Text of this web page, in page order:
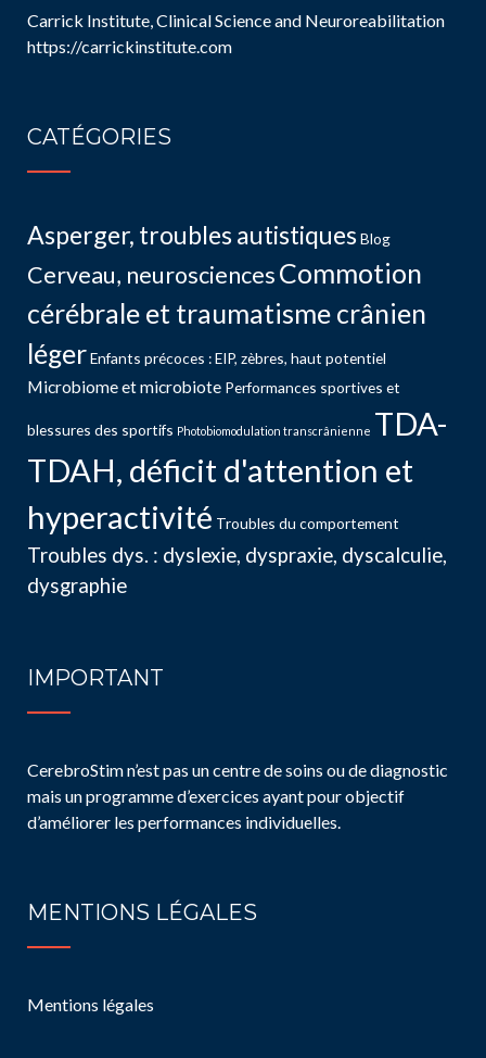
Carrick Institute, Clinical Science and Neuroreabilitation
https://carrickinstitute.com
CATÉGORIES
Asperger, troubles autistiquesBlog
Cerveau, neurosciencesCommotion
cérébrale et traumatisme crânien
légerEnfants précoces : EIP, zèbres, haut potentiel
Microbiome et microbiote Performances sportives et
blessures des sportifs Photobiomodulation transcrânienne TDA-
TDAH, déficit d'attention et
hyperactivité Troubles du comportement
Troubles dys. : dyslexie, dyspraxie, dyscalculie,
dysgraphie
IMPORTANT
CerebroStim n’est pas un centre de soins ou de diagnostic
mais un programme d’exercices ayant pour objectif
d’améliorer les performances individuelles.
MENTIONS LÉGALES
Mentions légales